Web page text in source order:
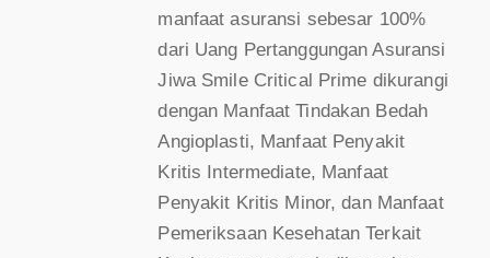
manfaat asuransi sebesar 100%
dari Uang Pertanggungan Asuransi
Jiwa Smile Critical Prime dikurangi
dengan Manfaat Tindakan Bedah
Angioplasti, Manfaat Penyakit
Kritis Intermediate, Manfaat
Penyakit Kritis Minor, dan Manfaat
Pemeriksaan Kesehatan Terkait